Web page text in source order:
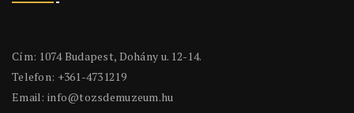
Cím: 1074 Budapest, Dohány u. 12-14.
Telefon: +361-4731219
Email: info@tozsdemuzeum.hu